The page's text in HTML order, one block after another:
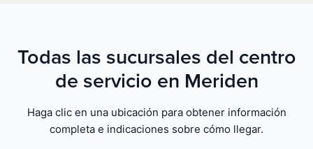
Todas las sucursales del centro
de servicio en Meriden
Haga clic en una ubicación para obtener información
completa e indicaciones sobre cómo llegar.